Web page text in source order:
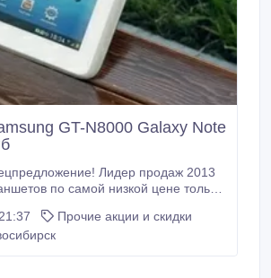
GT-N8000 Galaxy Note
Лидер продаж 2013
по самой низкой цене только
новые! Цвета: белый и черный.
Note 10.1 на базе операционной
Прочие акции и скидки